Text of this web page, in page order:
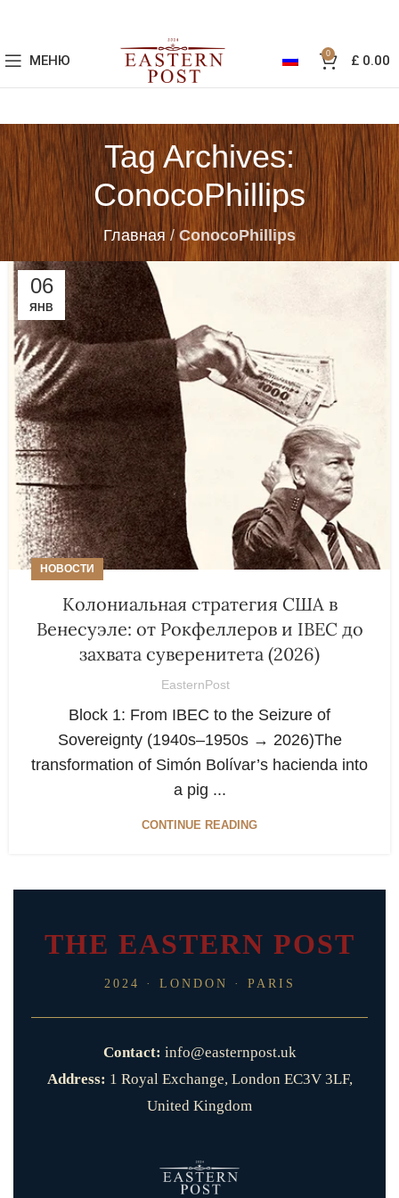
МЕНЮ 0 £0.00
Tag Archives:
ConocoPhillips
Главная / ConocoPhillips
06
ЯНВ
НОВОСТИ
Колониальная стратегия США в
Венесуэле: от Рокфеллеров и IBEC до
захвата суверенитета (2026)
EasternPost
Block 1: From IBEC to the Seizure of
Sovereignty (1940s–1950s → 2026)The
transformation of Simón Bolívar’s hacienda into
a pig ...
CONTINUE READING
THE EASTERN POST
2024 · LONDON · PARIS
Contact: info@easternpost.uk
Address: 1 Royal Exchange, London EC3V 3LF,
United Kingdom